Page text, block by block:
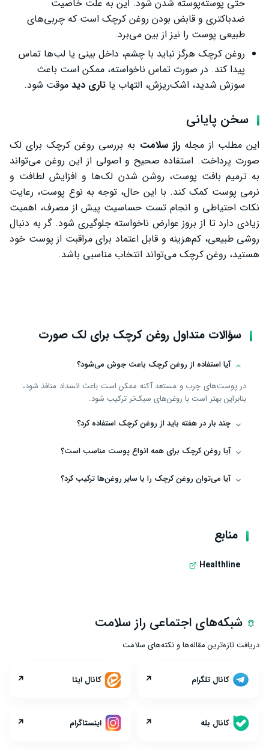
حتی پوسته‌پوسته شدن شود. این به علت خاصیت
ضدباکتری و قابض بودن روغن کرچک است که چربی‌های
طبیعی پوست را نیز از بین می‌برد.
روغن کرچک هرگز نباید با چشم، داخل بینی یا لب‌ها تماس
پیدا کند. در صورت تماس ناخواسته، ممکن است باعث
سوزش شدید، اشک‌ریزش، التهاب یا تاری دید موقت شود.
سخن پایانی
این مطلب از مجلهراز سلامت به بررسی روغن کرچک برای لک
صورت پرداخت. استفاده صحیح و اصولی از این روغن می‌تواند
به ترمیم بافت پوست، روشن شدن لک‌ها و افزایش لطافت و
نرمی پوست کمک کند. با این حال، توجه به نوع پوست، رعایت
نکات احتیاطی و انجام تست حساسیت پیش از مصرف، اهمیت
زیادی دارد تا از بروز عوارض ناخواسته جلوگیری شود. گر به دنبال
روشی طبیعی، کم‌هزینه و قابل اعتماد برای مراقبت از پوست خود
هستید، روغن کرچک می‌تواند انتخاب مناسبی باشد.
سؤالات متداول روغن کرچک برای لک صورت
آیا استفاده از روغن کرچک باعث جوش می‌شود؟
در پوست‌های چرب و مستعد آکنه ممکن است باعث انسداد منافذ شود،
بنابراین بهتر است با روغن‌های سبک‌تر ترکیب شود.
چند بار در هفته باید از روغن کرچک استفاده کرد؟
آیا روغن کرچک برای همه انواع پوست مناسب است؟
آیا می‌توان روغن کرچک را با سایر روغن‌ها ترکیب کرد؟
منابع
Healthline
شبکه‌های اجتماعی راز سلامت
دریافت تازه‌ترین مقاله‌ها و نکته‌های سلامت
کانال تلگرام ↗ کانال ایتا ↗
کانال بله ↗ اینستاگرام ↗